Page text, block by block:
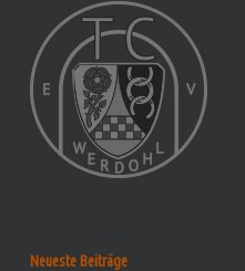
Neueste Beiträge